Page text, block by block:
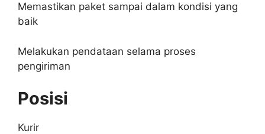
Memastikan paket sampai dalam kondisi yang
baik
Melakukan pendataan selama proses
pengiriman
Posisi
Kurir